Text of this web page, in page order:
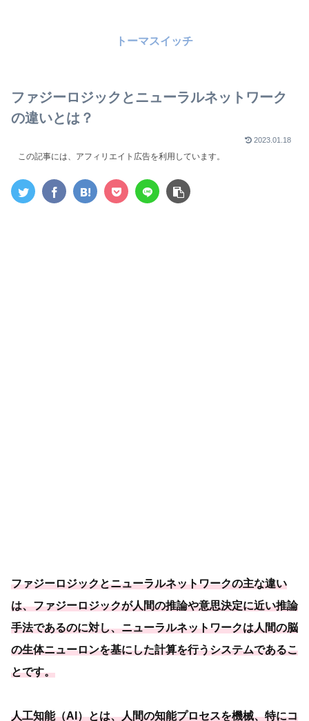
トーマスイッチ
ファジーロジックとニューラルネットワーク
の違いとは？
2023.01.18
この記事には、アフィリエイト広告を利用しています。
ファジーロジックとニューラルネットワークの主な違い
は、ファジーロジックが人間の推論や意思決定に近い推論
手法であるのに対し、ニューラルネットワークは人間の脳
の生体ニューロンを基にした計算を行うシステムであるこ
とです。
人工知能（AI）とは、人間の知能プロセスを機械、特にコ